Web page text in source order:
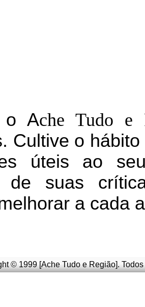
Ache Tudo e
Cultive o
úteis ao
de suas
a cada
© 1999 [Ache Tudo e Região].